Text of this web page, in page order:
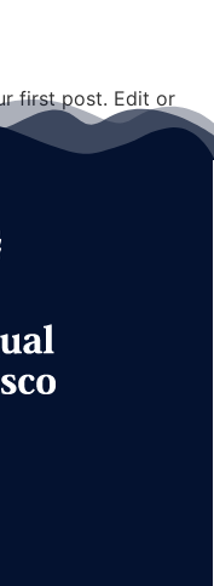
first post. Edit or